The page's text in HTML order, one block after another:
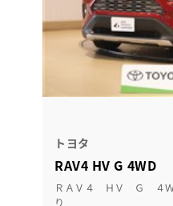
トヨタ
RAV4 HV G 4WD
ＲＡＶ４ ＨＶ Ｇ ４
り